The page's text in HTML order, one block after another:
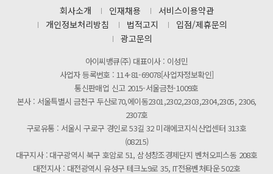
[마일리지 적립 및 사용 정책 개편 안내]
회사소개 인재채용
서비스이용약관
개인정보처리방침
법적고지
입점/제휴문의
광고문의
아이씨뱅큐(주) 대표이사 : 이성민
사업자 등록번호 : 114-81-69078[사업자정보확인]
통신판매업 신고 2015-서울금천-1009호
본사 : 서울특별시 금천구 두산로70,에이동2301,2302,2303,2304,2305, 2306,
2307호
구로유통 : 서울시 구로구 경인로 53길 32 미래에코지식산업센터 313호
(08215)
대구지사 : 대구광역시 북구 호암로 51, 삼성창조경제단지 벤처오피스동 208호
대전지사 : 대전광역시 유성구 테크노9로 35, IT전용벤처타운 502호